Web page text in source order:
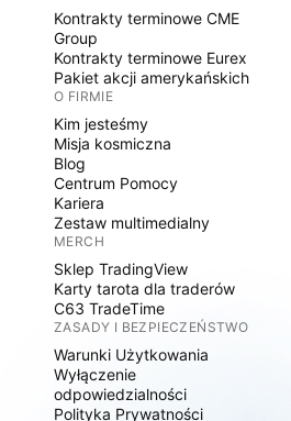
Kontrakty terminowe CME
Group
Kontrakty terminowe Eurex
Pakiet akcji amerykańskich
O FIRMIE
Kim jesteśmy
Misja kosmiczna
Blog
Centrum Pomocy
Kariera
Zestaw multimedialny
MERCH
Sklep TradingView
Karty tarota dla traderów
C63 TradeTime
ZASADY I BEZPIECZEŃSTWO
Warunki Użytkowania
Wyłączenie
odpowiedzialności
Polityka Prywatności